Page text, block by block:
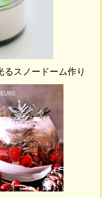
スノードーム作り